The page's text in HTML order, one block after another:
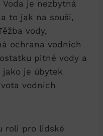
je nezbytná
to jak na souši,
vody,
ochrana vodních
pitné vody a
jako je úbytek
vodních
roli pro lidské